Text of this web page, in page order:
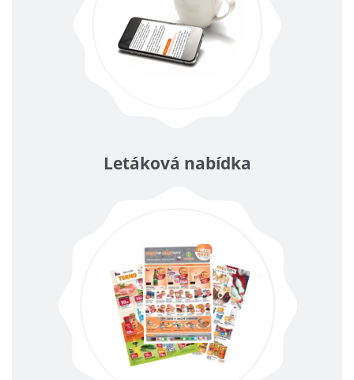
Letáková nabídka